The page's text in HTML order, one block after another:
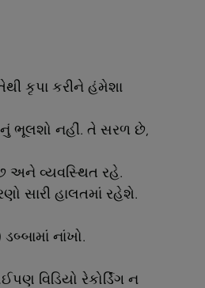
કૃપા કરીને હંમેશા
ભૂલશો નહીં. તે સરળ છે,
અને વ્યવસ્થિત રહે.
સારી હાલતમાં રહેશે.
નાંખો.
વિડિયો રેકોર્ડિંગ ન